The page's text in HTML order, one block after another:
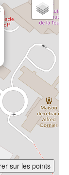
sur les points